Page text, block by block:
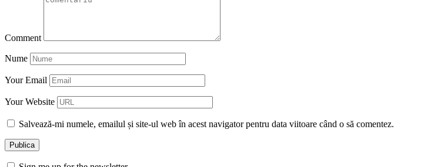
Comment
Nume
Your Email
Your Website
Salvează-mi numele, emailul și site-ul web în acest navigator pentru data viitoare când o să comentez.